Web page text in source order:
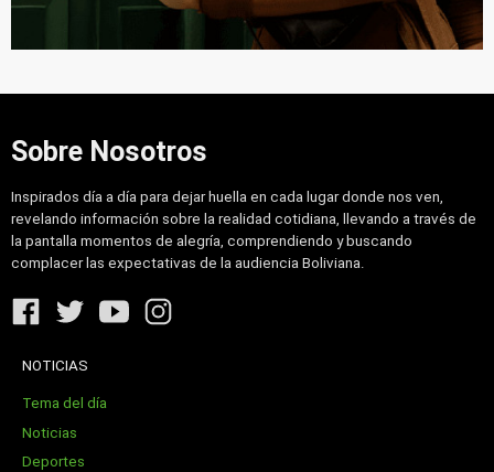
Sobre Nosotros
Inspirados día a día para dejar huella en cada lugar donde nos ven,
revelando información sobre la realidad cotidiana, llevando a través de
la pantalla momentos de alegría, comprendiendo y buscando
complacer las expectativas de la audiencia Boliviana.
NOTICIAS
Tema del día
Noticias
Deportes